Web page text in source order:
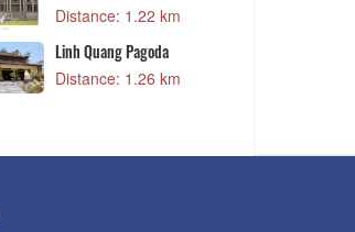
Distance: 1.22 km
Linh Quang Pagoda
Distance: 1.26 km